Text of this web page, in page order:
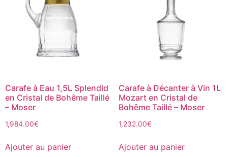
Carafe à Eau 1,5L Splendid
en Cristal de Bohême Taillé
– Moser
1,984.00€
Ajouter au panier
Carafe à Décanter à Vin 1L
Mozart en Cristal de
Bohême Taillé – Moser
1,232.00€
Ajouter au panier